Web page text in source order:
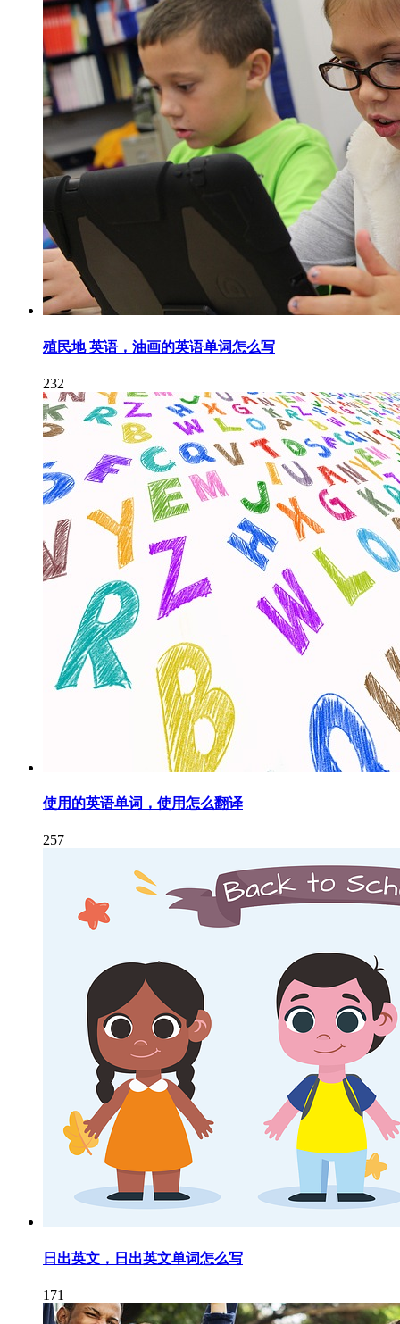
殖民地 英语，油画的英语单词怎么写
232
使用的英语单词，使用怎么翻译
257
日出英文，日出英文单词怎么写
171